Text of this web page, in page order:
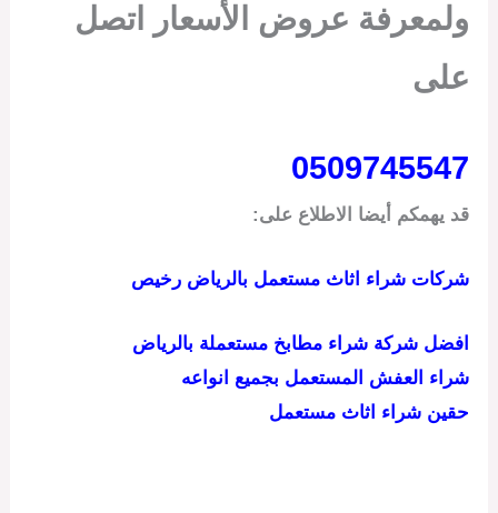
ولمعرفة عروض الأسعار اتصل
على
0509745547
قد يهمكم أيضا الاطلاع على:
شركات شراء اثاث مستعمل بالرياض رخيص
افضل شركة شراء مطابخ مستعملة بالرياض
شراء العفش المستعمل بجميع انواعه
حقين شراء اثاث مستعمل